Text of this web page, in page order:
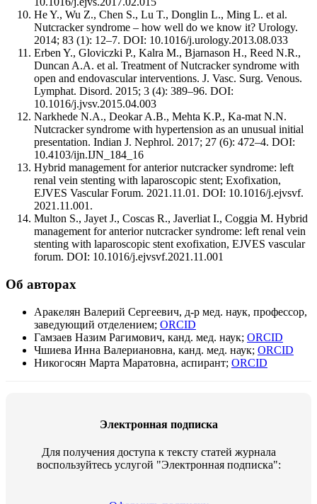
He Y., Wu Z., Chen S., Lu T., Donglin L., Ming L. et al.
Nutcracker syndrome – how well do we know it? Urology.
2014; 83 (1): 12–7. DOI: 10.1016/j.urology.2013.08.033
Erben Y., Gloviczki P., Kalra M., Bjarnason H., Reed N.R.,
Duncan A.A. et al. Treatment of Nutcracker syndrome with
open and endovascular interventions. J. Vasc. Surg. Venous.
Lymphat. Disord. 2015; 3 (4): 389–96. DOI:
10.1016/j.jvsv.2015.04.003
Narkhede N.A., Deokar A.B., Mehta K.P., Ka-mat N.N.
Nutcracker syndrome with hypertension as an unusual initial
presentation. Indian J. Nephrol. 2017; 27 (6): 472–4. DOI:
10.4103/ijn.IJN_184_16
Hybrid management for anterior nutcracker syndrome: left
renal vein stenting with laparoscopic stent; Exofixation,
EJVES Vascular Forum. 2021.11.01. DOI: 10.1016/j.ejvsvf.
2021.11.001.
Multon S., Jayet J., Coscas R., Javerliat I., Coggia M. Hybrid
management for anterior nutcracker syndrome: left renal vein
stenting with laparoscopic stent exofixation, EJVES vascular
forum. DOI: 10.1016/j.ejvsvf.2021.11.001
Об авторах
Аракелян Валерий Сергеевич, д-р мед. наук, профессор,
заведующий отделением; ORCID
Гамзаев Назим Рагимович, канд. мед. наук; ORCID
Чшиева Инна Валериановна, канд. мед. наук; ORCID
Никогосян Марта Маратовна, аспирант; ORCID
Электронная подписка
Для получения доступа к тексту статей журнала
воспользуйтесь услугой "Электронная подписка":